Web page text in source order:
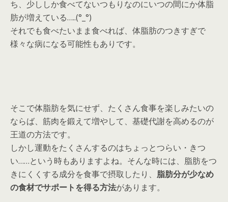
ち、少ししか食べてないつもりなのにいつの間にか体脂
肪が増えている…..(°_°)
それでも食べたいまま食べれば、体脂肪のつきすぎで
様々な病になる可能性もありです。
そこで体脂肪を気にせず、たくさん食事を楽しみたいの
ならば、筋肉を鍛えて増やして、基礎代謝を高めるのが
王道の方法です。
しかし運動をたくさんするのはちょっとつらい・きつ
い……という時もありますよね。そんな時には、脂肪をつ
きにくくする成分を食事で摂取したり、 脂肪分が少なめ
の食材でサポートを得る方法があります。